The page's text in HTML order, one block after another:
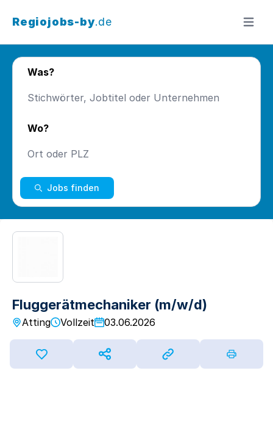
Regiojobs-by.de Menü
Was?
Wo?
Jobs finden
Fluggerätmechaniker (m/w/d)
Atting Vollzeit 03.06.2026